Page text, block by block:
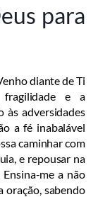
para
diante de Ti
fragilidade e a
às adversidades
a fé inabalável
caminhar com
e repousar na
me a não
oração, sabendo